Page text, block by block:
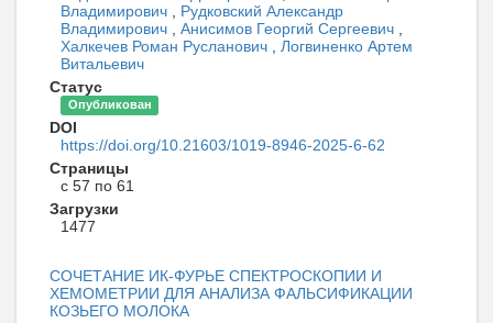
Владимирович
Рудковский Александр
Владимирович
Анисимов Георгий Сергеевич
Халкечев Роман Русланович
Логвиненко Артем
Витальевич
Статус
Опубликован
DOI
https://doi.org/10.21603/1019-8946-2025-6-62
Страницы
с 57 по 61
Загрузки
1477
СОЧЕТАНИЕ ИК-ФУРЬЕ СПЕКТРОСКОПИИ И
ХЕМОМЕТРИИ ДЛЯ АНАЛИЗА ФАЛЬСИФИКАЦИИ
КОЗЬЕГО МОЛОКА